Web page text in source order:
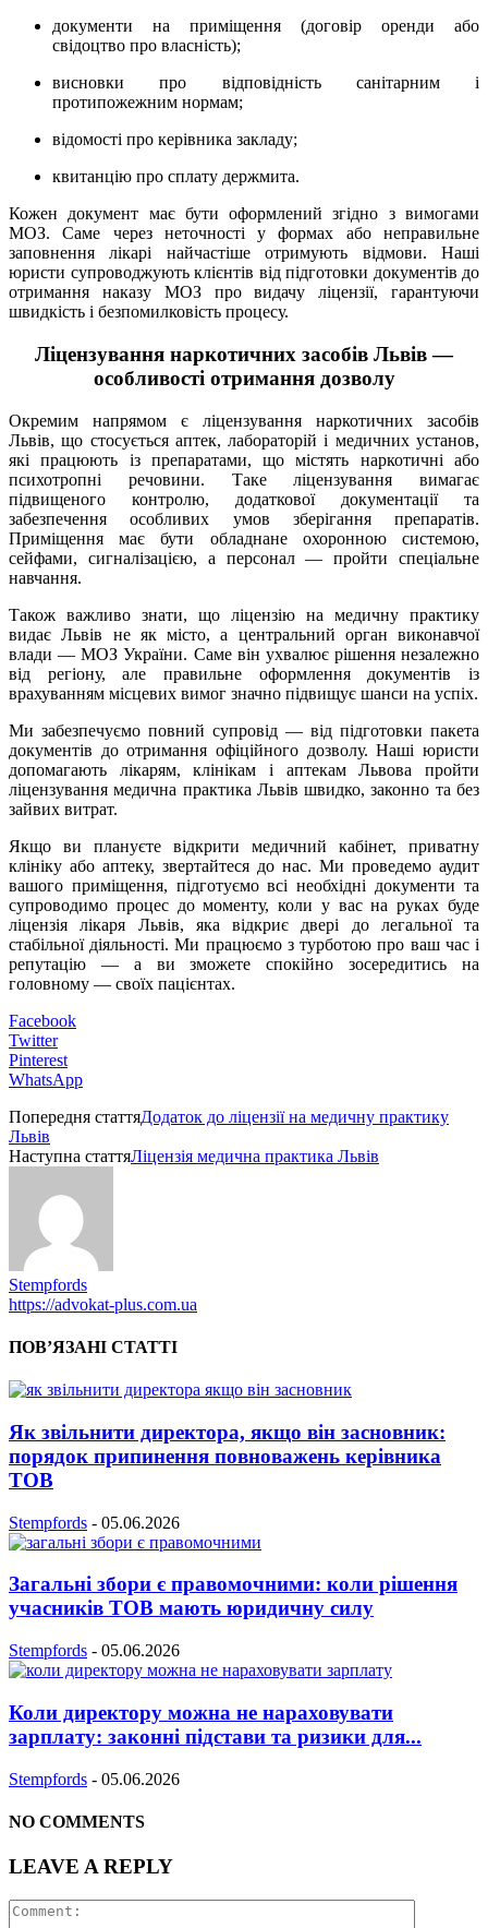
документи на приміщення (договір оренди або
свідоцтво про власність);
висновки про відповідність санітарним і
протипожежним нормам;
відомості про керівника закладу;
квитанцію про сплату держмита.
Кожен документ має бути оформлений згідно з вимогами
МОЗ. Саме через неточності у формах або неправильне
заповнення лікарі найчастіше отримують відмови. Наші
юристи супроводжують клієнтів від підготовки документів до
отримання наказу МОЗ про видачу ліцензії, гарантуючи
швидкість і безпомилковість процесу.
Ліцензування наркотичних засобів Львів —
особливості отримання дозволу
Окремим напрямом є ліцензування наркотичних засобів
Львів, що стосується аптек, лабораторій і медичних установ,
які працюють із препаратами, що містять наркотичні або
психотропні речовини. Таке ліцензування вимагає
підвищеного контролю, додаткової документації та
забезпечення особливих умов зберігання препаратів.
Приміщення має бути обладнане охоронною системою,
сейфами, сигналізацією, а персонал — пройти спеціальне
навчання.
Також важливо знати, що ліцензію на медичну практику
видає Львів не як місто, а центральний орган виконавчої
влади — МОЗ України. Саме він ухвалює рішення незалежно
від регіону, але правильне оформлення документів із
врахуванням місцевих вимог значно підвищує шанси на успіх.
Ми забезпечуємо повний супровід — від підготовки пакета
документів до отримання офіційного дозволу. Наші юристи
допомагають лікарям, клінікам і аптекам Львова пройти
ліцензування медична практика Львів швидко, законно та без
зайвих витрат.
Якщо ви плануєте відкрити медичний кабінет, приватну
клініку або аптеку, звертайтеся до нас. Ми проведемо аудит
вашого приміщення, підготуємо всі необхідні документи та
супроводимо процес до моменту, коли у вас на руках буде
ліцензія лікаря Львів, яка відкриє двері до легальної та
стабільної діяльності. Ми працюємо з турботою про ваш час і
репутацію — а ви зможете спокійно зосередитись на
головному — своїх пацієнтах.
Facebook
Twitter
Pinterest
WhatsApp
Попередня статтяДодаток до ліцензії на медичну практику
Львів
Наступна статтяЛіцензія медична практика Львів
Stempfords
https://advokat-plus.com.ua
ПОВ’ЯЗАНІ СТАТТІ
Як звільнити директора, якщо він засновник:
порядок припинення повноважень керівника
ТОВ
Stempfords - 05.06.2026
Загальні збори є правомочними: коли рішення
учасників ТОВ мають юридичну силу
Stempfords - 05.06.2026
Коли директору можна не нараховувати
зарплату: законні підстави та ризики для...
Stempfords - 05.06.2026
NO COMMENTS
LEAVE A REPLY